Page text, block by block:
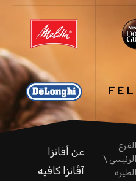
الفرع
الرئيسي \
الطيرة
عن اَفانزا
آڤانزا كافيه